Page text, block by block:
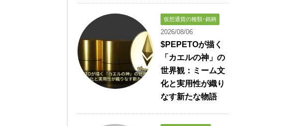
仮想通貨の種類･銘柄
2026/08/06
$PEPETOが描く
「カエルの神」の
世界観：ミーム文
化と実用性が織り
なす新たな物語